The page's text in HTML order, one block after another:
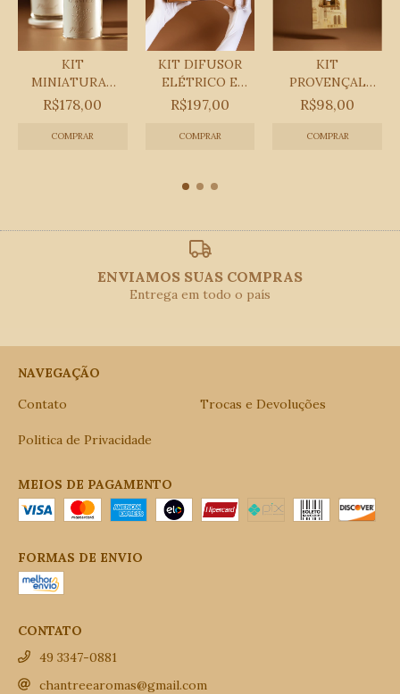
KIT
MINIATURAS
MUGUET
R$178,00
KIT DIFUSOR
ELÉTRICO E
ESSÊNCIA 10
ML -...
R$197,00
COMPRAR
KIT
PROVENÇAL
CAMPOS DE
LAVANDA
R$98,00
ENVIAMOS SUAS COMPRAS
Entrega em todo o país
NAVEGAÇÃO
Contato
Trocas e Devoluções
Politica de Privacidade
MEIOS DE PAGAMENTO
FORMAS DE ENVIO
CONTATO
49 3347-0881
chantreearomas@gmail.com